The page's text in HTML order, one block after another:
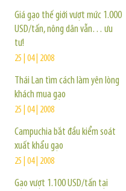
Giá gạo thế giới vượt mức 1.000
USD/tấn, nông dân vẫn… ưu
tư!
25 | 04 | 2008
Thái Lan tìm cách làm yên lòng
khách mua gạo
25 | 04 | 2008
Campuchia bắt đầu kiểm soát
xuất khẩu gạo
25 | 04 | 2008
Gạo vượt 1.100 USD/tấn tại